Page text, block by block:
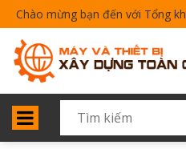
Chào mừng bạn đến với Tổng